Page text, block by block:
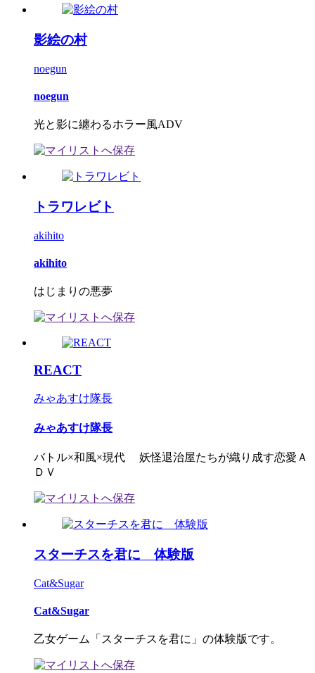
影絵の村
noegun
noegun
光と影に纏わるホラー風ADV
トラワレビト
akihito
akihito
はじまりの悪夢
REACT
みゃあすけ隊長
みゃあすけ隊長
バトル×和風×現代 妖怪退治屋たちが織り成す恋愛Ａ
ＤＶ
スターチスを君に 体験版
Cat&Sugar
Cat&Sugar
乙女ゲーム「スターチスを君に」の体験版です。